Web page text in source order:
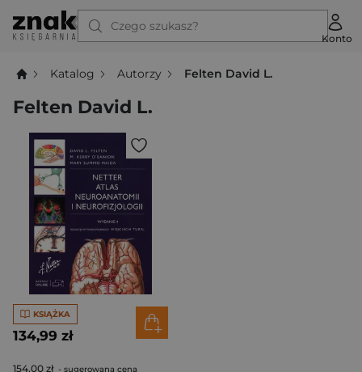
Czego szukasz?
Konto
Katalog Autorzy Felten David L.
Felten David L.
KSIĄŻKA
134,99 zł
154,00 zł - sugerowana cena